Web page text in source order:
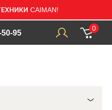
CAIMAN!
50-95
0